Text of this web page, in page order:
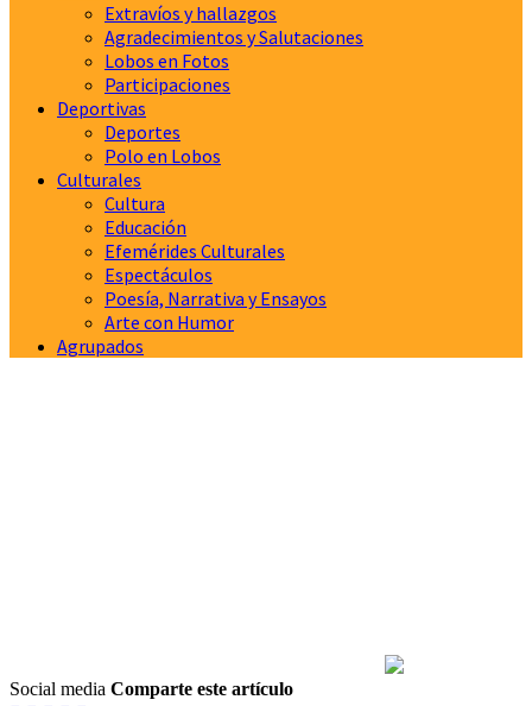
Extravíos y hallazgos
Agradecimientos y Salutaciones
Lobos en Fotos
Participaciones
Deportivas
Deportes
Polo en Lobos
Culturales
Cultura
Educación
Efemérides Culturales
Espectáculos
Poesía, Narrativa y Ensayos
Arte con Humor
Agrupados
Social media Comparte este artículo